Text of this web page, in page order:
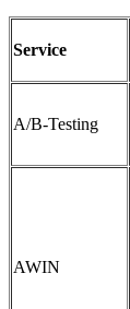
Service
A/B-Testing
AWIN